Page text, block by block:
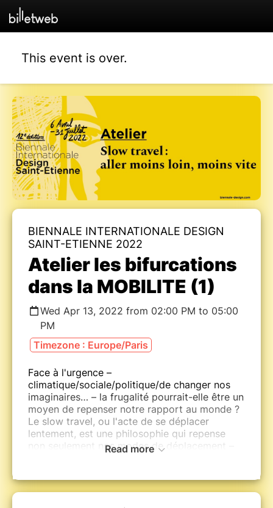
This event is over.
BIENNALE INTERNATIONALE DESIGN
SAINT-ETIENNE 2022
Atelier les bifurcations
dans la MOBILITE (1)
Wed Apr 13, 2022 from 02:00 PM to 05:00
PM
Timezone : Europe/Paris
Face à l'urgence –
climatique/sociale/politique/de changer nos
imaginaires… – la frugalité pourrait-elle être un
moyen de repenser notre rapport au monde ?
Le slow travel, ou l'acte de se déplacer
lentement, est une philosophie qui repense
non seulement nos modes de déplacement –
Peut-on imaginer de nouvelles proximités
Read more